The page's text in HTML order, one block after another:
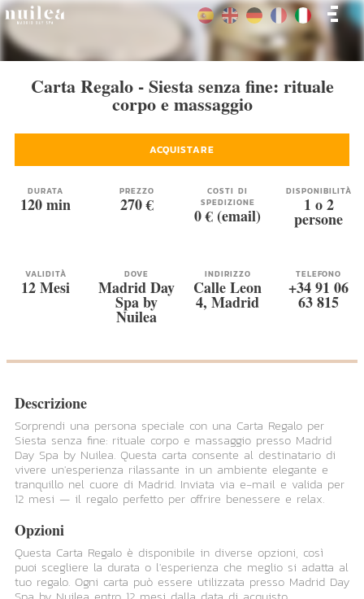
Carta Regalo - Siesta senza fine: rituale
corpo e massaggio
ACQUISTARE
DURATA
120 min
PREZZO
270 €
COSTI DI
SPEDIZIONE
0 € (email)
DISPONIBILITÀ
1 o 2
persone
VALIDITÀ
12 Mesi
DOVE
Madrid Day
Spa by
Nuilea
INDIRIZZO
Calle Leon
4, Madrid
TELEFONO
+34 91 06
63 815
Descrizione
Sorprendi una persona speciale con una Carta Regalo per
Siesta senza fine: rituale corpo e massaggio presso Madrid
Day Spa by Nuilea. Questa carta consente al destinatario di
vivere un'esperienza rilassante in un ambiente elegante e
tranquillo nel cuore di Madrid. Inviata via e-mail e valida per
12 mesi — il regalo perfetto per offrire benessere e relax.
Opzioni
Questa Carta Regalo è disponibile in diverse opzioni, così
puoi scegliere la durata o l'esperienza che meglio si adatta al
tuo regalo. Ogni carta può essere utilizzata presso Madrid Day